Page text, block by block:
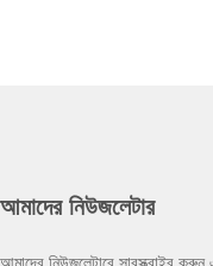
আমাদের নিউজলেটার